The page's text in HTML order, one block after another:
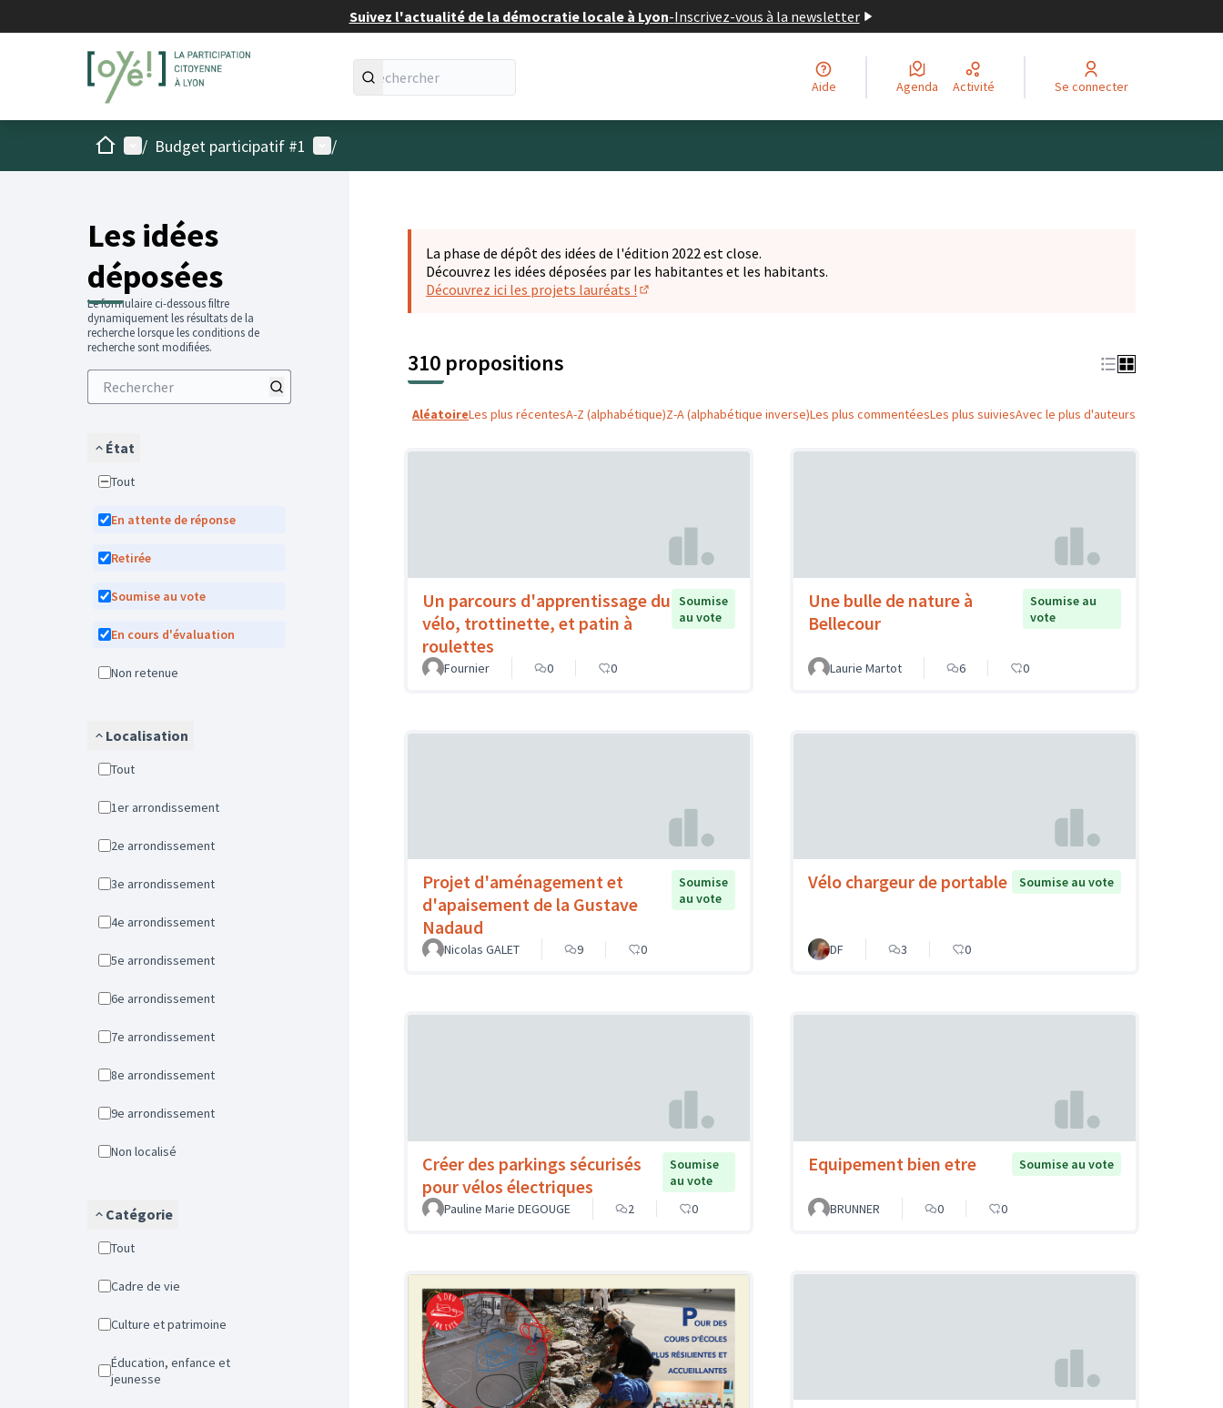
Suivez l'actualité de la démocratie locale à Lyon-Inscrivez-vous à la newsletter
Aide Agenda Activité Se connecter
AccueilMenu principal
/ Budget participatif #1 Menu utilisateur
/
Les idées
déposées
Le formulaire ci-dessous filtre
dynamiquement les résultats de la
recherche lorsque les conditions de
recherche sont modifiées.
État
Tout
En attente de réponse
Retirée
Soumise au vote
En cours d'évaluation
Non retenue
Localisation
Tout
1er arrondissement
2e arrondissement
3e arrondissement
4e arrondissement
5e arrondissement
6e arrondissement
7e arrondissement
8e arrondissement
9e arrondissement
Non localisé
Catégorie
Tout
Cadre de vie
Culture et patrimoine
Éducation, enfance et
jeunesse
La phase de dépôt des idées de l'édition 2022 est close.
Découvrez les idées déposées par les habitantes et les habitants.
Découvrez ici les projets lauréats !
310 propositions
AléatoireLes plus récentesA-Z (alphabétique)Z-A (alphabétique inverse)Les plus commentéesLes plus suiviesAvec le plus d'auteurs
Un parcours d'apprentissage du
vélo, trottinette, et patin à
roulettes
Soumise
au vote
Fournier 0 0
Une bulle de nature à
Bellecour
Soumise au
vote
Laurie Martot 6 0
Projet d'aménagement et
d'apaisement de la Gustave
Nadaud
Soumise
au vote
Nicolas GALET 9 0
Vélo chargeur de portable Soumise au vote
DF 3 0
Créer des parkings sécurisés
pour vélos électriques
Soumise
au vote
Pauline Marie DEGOUGE
2 0
Equipement bien etre Soumise au vote
BRUNNER 0 0